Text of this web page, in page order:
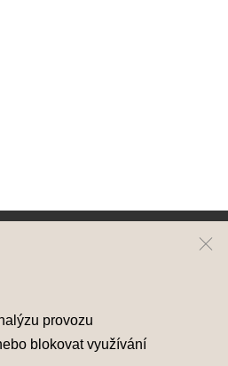
provozu
blokovat využívání